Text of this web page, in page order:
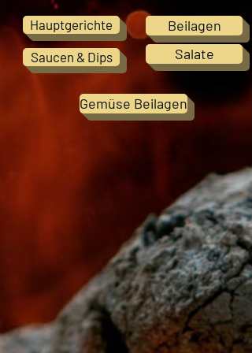
Hauptgerichte Beilagen
Saucen & Dips Salate
Gemüse Beilagen